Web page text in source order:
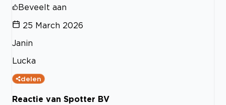
Beveelt aan
25 March 2026
Janin
Lucka
delen
Reactie van Spotter BV